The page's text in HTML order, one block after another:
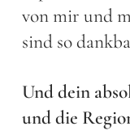
von mir und
sind so
Und dein
und die